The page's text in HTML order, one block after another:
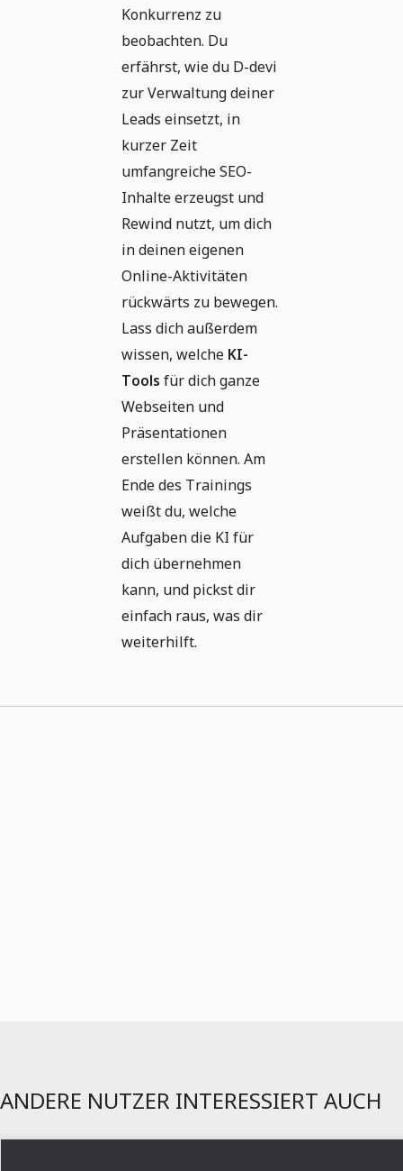
Konkurrenz zu
beobachten. Du
erfährst, wie du D-devi
zur Verwaltung deiner
Leads einsetzt, in
kurzer Zeit
umfangreiche SEO-
Inhalte erzeugst und
Rewind nutzt, um dich
in deinen eigenen
Online-Aktivitäten
rückwärts zu bewegen.
Lass dich außerdem
wissen, welche KI-
Tools für dich ganze
Webseiten und
Präsentationen
erstellen können. Am
Ende des Trainings
weißt du, welche
Aufgaben die KI für
dich übernehmen
kann, und pickst dir
einfach raus, was dir
weiterhilft.
ANDERE NUTZER INTERESSIERT AUCH